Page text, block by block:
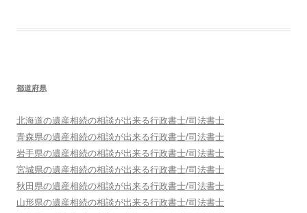
都道府県
北海道の遺産相続の相談が出来る行政書士/司法書士
青森県の遺産相続の相談が出来る行政書士/司法書士
岩手県の遺産相続の相談が出来る行政書士/司法書士
宮城県の遺産相続の相談が出来る行政書士/司法書士
秋田県の遺産相続の相談が出来る行政書士/司法書士
山形県の遺産相続の相談が出来る行政書士/司法書士